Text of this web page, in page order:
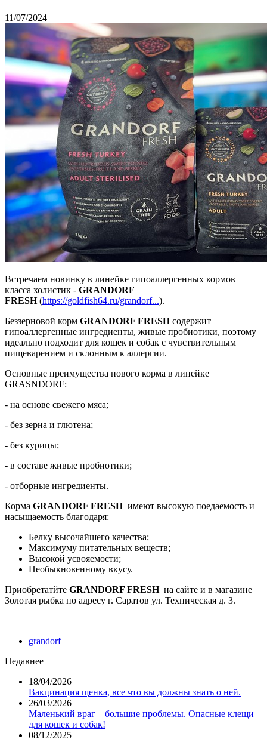
11/07/2024
Встречаем новинку в линейке гипоаллергенных кормов
класса холистик - GRANDORF
FRESH(https://goldfish64.ru/grandorf...).
Беззерновой корм GRANDORF FRESHсодержит
гипоаллергенные ингредиенты, живые пробиотики, поэтому
идеально подходит для кошек и собак с чувствительным
пищеварением и склонным к аллергии.
Основные преимущества нового корма в линейке
GRASNDORF:
- на основе свежего мяса;
- без зерна и глютена;
- без курицы;
- в составе живые пробиотики;
- отборные ингредиенты.
Корма GRANDORF FRESH имеют высокую поедаемость и
насыщаемость благодаря:
Белку высочайшего качества;
Максимуму питательных веществ;
Высокой усвояемости;
Необыкновенному вкусу.
Приобретатйте GRANDORF FRESH на сайте и в магазине
Золотая рыбка по адресу г. Саратов ул. Техническая д. 3.
grandorf
Недавнее
18/04/2026
Вакцинация щенка, все что вы должны знать о ней.
26/03/2026
Маленький враг – большие проблемы. Опасные клещи
для кошек и собак!
08/12/2025